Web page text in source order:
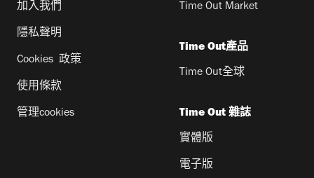
加入我們
隱私聲明
Cookies 政策
使用條款
管理cookies
Time Out Market
Time Out產品
Time Out全球
Time Out 雜誌
實體版
電子版